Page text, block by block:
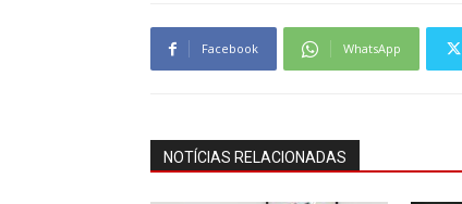
Facebook WhatsApp
NOTÍCIAS RELACIONADAS